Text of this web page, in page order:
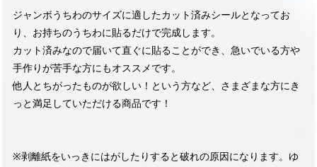
ジャンボうちわのサイズに適したカット済みシールとなってお
り、お持ちのうちわに貼るだけで完成します。
カット済みなので届いて直ぐに貼ることができ、急いでいる方や
手作りが苦手な方にもオススメです。
他人とちがったものが欲しい！という方など、さまざまな方にき
っと満足していただける商品です！
※剥離紙をいっきにはがしたりすると破れの原因になります。ゆ